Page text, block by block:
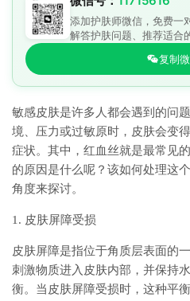
添加护肤师微信，免费一
解答护肤问题、推荐适合
复制
敏感皮肤是许多人都会遇到的问
境、压力或过敏原时，皮肤会变
症状。其中，红血丝就是最常见
的原因是什么呢？该如何处理这
角度来探讨。
1. 皮肤屏障受损
皮肤屏障是指位于角质层表面的
刺激物质进入皮肤内部，并保持
衡。当皮肤屏障受损时，这种平